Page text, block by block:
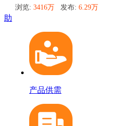
浏览: 3416万 发布: 6.29万
助
产品供需